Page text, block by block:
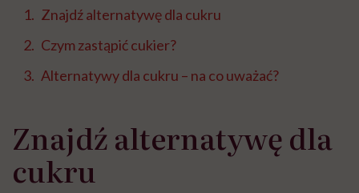
Znajdź alternatywę dla cukru
Czym zastąpić cukier?
Alternatywy dla cukru – na co uważać?
Znajdź alternatywę dla
cukru